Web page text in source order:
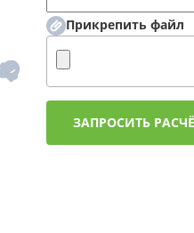
Прикрепить файл
ЗАПРОСИТЬ